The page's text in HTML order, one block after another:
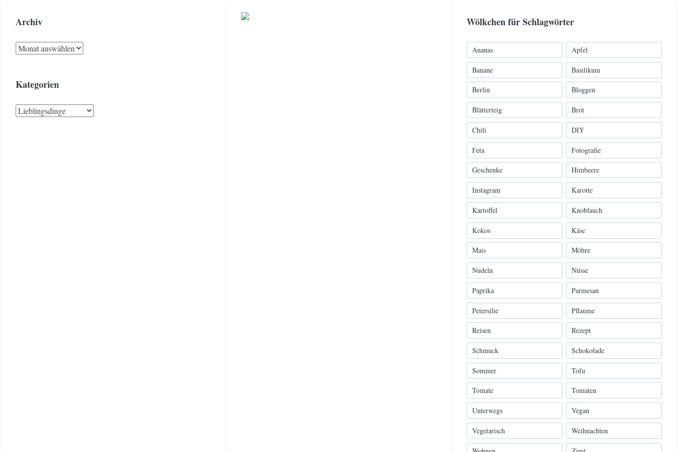
Archiv
Archiv
Kategorien
Kategorien
Wölkchen für Schlagwörter
Ananas Apfel
Banane Basilikum
Berlin Bloggen
Blätterteig Brot
Chili DIY
Feta Fotografie
Geschenke Himbeere
Instagram Karotte
Kartoffel Knoblauch
Kokos Käse
Mais Möhre
Nudeln Nüsse
Paprika Parmesan
Petersilie Pflaume
Reisen Rezept
Schmuck Schokolade
Sommer Tofu
Tomate Tomaten
Unterwegs Vegan
Vegetarisch Weihnachten